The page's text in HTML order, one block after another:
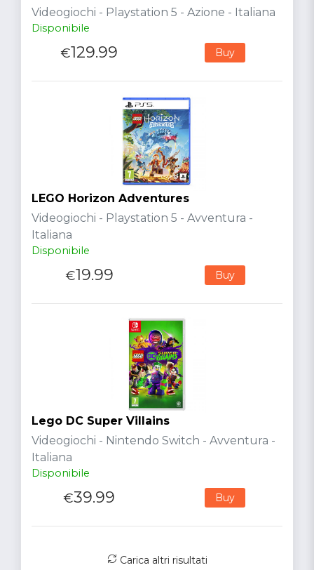
Videogiochi - Playstation 5 - Azione - Italiana
Disponibile
€129.99 Buy
LEGO Horizon Adventures
Videogiochi - Playstation 5 - Avventura -
Italiana
Disponibile
€19.99 Buy
Lego DC Super Villains
Videogiochi - Nintendo Switch - Avventura -
Italiana
Disponibile
€39.99 Buy
Carica altri risultati